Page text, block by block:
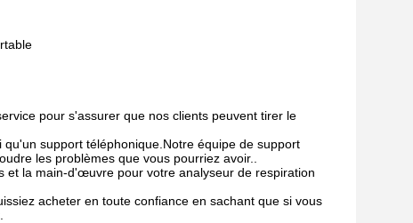
pour s'assurer que nos clients peuvent tirer le
support téléphonique.Notre équipe de support
les problèmes que vous pourriez avoir..
et la main-d'œuvre pour votre analyseur de respiration
acheter en toute confiance en sachant que si vous